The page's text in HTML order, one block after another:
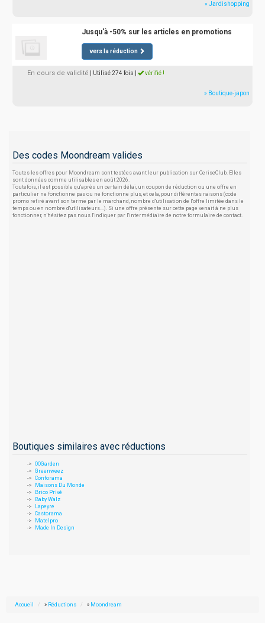
» Jardishopping
Jusqu'à -50% sur les articles en promotions
vers la réduction
En cours de validité | Utilisé 274 fois vérifié !
» Boutique-japon
Des codes Moondream valides
Toutes les offres pour Moondream sont testées avant leur publication sur CeriseClub. Elles
sont données comme utilisables en août 2026.
Toutefois, il est possible qu'après un certain délai, un coupon de réduction ou une offre en
particulier ne fonctionne pas ou ne fonctionne plus, et cela, pour différentes raisons (code
promo retiré avant son terme par le marchand, nombre d'utilisation de l'offre limitée dans le
temps ou en nombre d'utilisateurs...). Si une offre présente sur cette page venait à ne plus
fonctionner, n'hésitez pas nous l'indiquer par l'intermédiaire de notre formulaire de contact.
Boutiques similaires avec réductions
OOGarden
Greenweez
Conforama
Maisons Du Monde
Brico Privé
Baby Walz
Lapeyre
Castorama
Matelpro
Made In Design
Accueil » Réductions » Moondream